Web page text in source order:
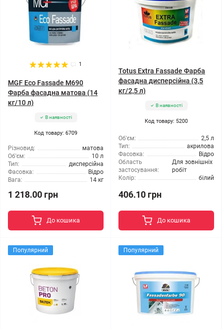
1
MGF Eco Fassade M690
Фарба фасадна матова (14
кг/10 л)
В наявності
Код товару: 6709
Різновид:
матова
Об'єм:
10 л
Тип:
дисперсійна
Фасовка:
Відро
Вага:
14 кг
1 218.00 грн
До кошика
Totus Extra Fassade Фарба
фасадна дисперсійна (3,5
кг/2,5 л)
В наявності
Код товару: 5200
Об'єм:
2,5 л
Тип:
акрилова
Фасовка:
Відро
Область
застосування:
Для зовнішніх
робіт
Колір:
білий
406.10 грн
До кошика
Популярний Популярний